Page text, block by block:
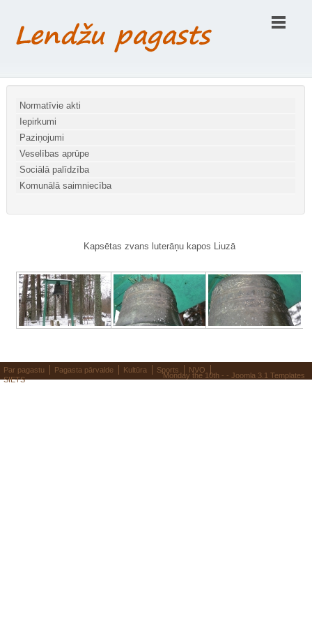
Monday the 10th - - Joomla 3.1 Templates
Normatīvie akti
Iepirkumi
Paziņojumi
Veselības aprūpe
Sociālā palīdzība
Komunālā saimniecība
Kapsētas zvans luterāņu kapos Liuzā
Par pagastu Pagasta pārvalde Kultūra Sports
NVO
SIETS